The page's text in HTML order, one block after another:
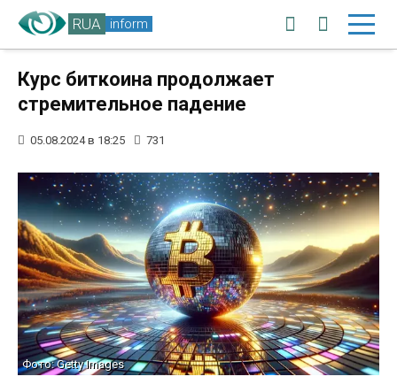
RUA inform
Курс биткоина продолжает
стремительное падение
05.08.2024 в 18:25 731
Фото: Getty Images